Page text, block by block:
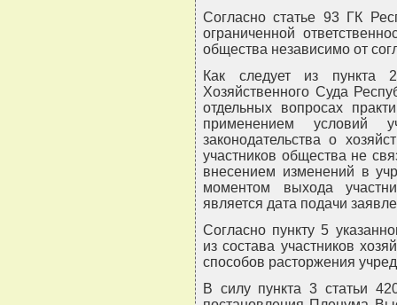
Согласно статье 93 ГК
ограниченной
общества независимо от
Как следует из пункта
Хозяйственного Суда
отдельных вопросах
применением условий
законодательства о
участников общества не
внесением изменений в
моментом выхода
является дата подачи
Согласно пункту 5
из состава участников
способов расторжения
В силу пункта 3 статьи